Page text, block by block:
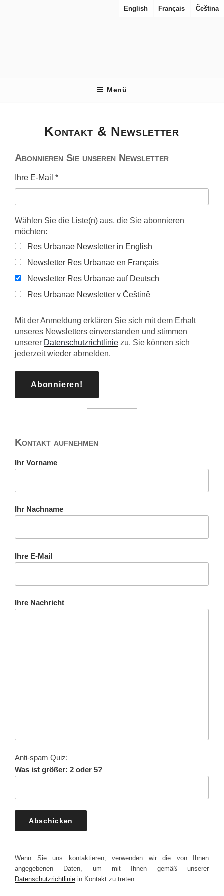
English Français Čeština
Menü
Kontakt & Newsletter
Abonnieren Sie unseren Newsletter
Ihre E-Mail *
Wählen Sie die Liste(n) aus, die Sie abonnieren
möchten:
Res Urbanae Newsletter in English
Newsletter Res Urbanae en Français
Newsletter Res Urbanae auf Deutsch
Res Urbanae Newsletter v Češtině
Mit der Anmeldung erklären Sie sich mit dem Erhalt
unseres Newsletters einverstanden und stimmen
unserer Datenschutzrichtlinie zu. Sie können sich
jederzeit wieder abmelden.
Kontakt aufnehmen
Ihr Vorname
Ihr Nachname
Ihre E-Mail
Ihre Nachricht
Anti-spam Quiz:
Was ist größer: 2 oder 5?
Wenn Sie uns kontaktieren, verwenden wir die von Ihnen
angegebenen Daten, um mit Ihnen gemäß unserer
Datenschutzrichtlinie in Kontakt zu treten